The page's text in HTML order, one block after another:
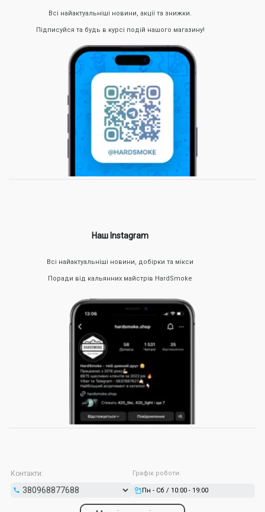
Всі найактуальніші новини, акції та знижки.
Підписуйся та будь в курсі подій нашого магазину!
Наш Instagram
Всі найактуальніші новини, добірки та мікси
Поради від кальянних майстрів HardSmoke
Контакти: Графік роботи:
Пн - Сб / 10:00 - 19:00